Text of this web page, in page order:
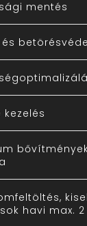
mentés
kezelés
havi max.